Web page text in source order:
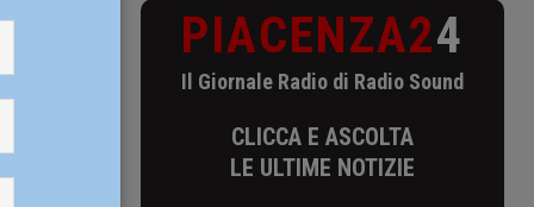
i cittadini,
PIACENZA24
Il Giornale Radio di Radio Sound
CLICCA E ASCOLTA
LE ULTIME NOTIZIE